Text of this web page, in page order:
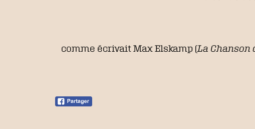
comme écrivait Max Elskamp (La Chanson